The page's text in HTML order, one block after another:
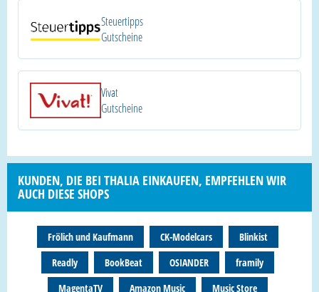
Steuertipps
Gutscheine
Vivat
Gutscheine
KUNDEN, DIE BEI THALIA EINKAUFEN, EMPFEHLEN WIR
AUCH DIESE SHOPS
Frölich und Kaufmann CK-Modelcars
Blinkist
Readly
BookBeat OSIANDER
framily
MagentaTV
Amazon Music
Music Store